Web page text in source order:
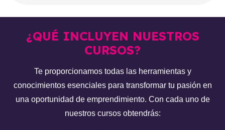
¿QUÉ INCLUYEN NUESTROS
CURSOS?
Te proporcionamos todas las herramientas y
conocimientos esenciales para transformar tu pasión en
una oportunidad de emprendimiento. Con cada uno de
nuestros cursos obtendrás: